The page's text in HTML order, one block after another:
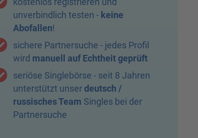
Haarfarbe Alle
Sortierung
Traumfrau finden
unverbindlich testen - keine
Abofallen!
sichere Partnersuche - jedes Profil
wird manuell auf Echtheit geprüft
seriöse Singlebörse - seit 8 Jahren
unterstützt unserdeutsch /
russisches Team Singles bei der
Partnersuche